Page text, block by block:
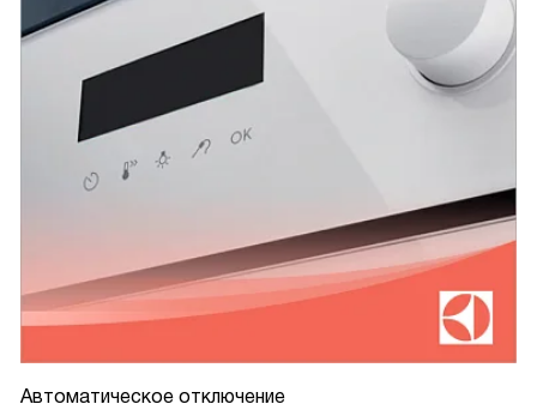
Автоматическое отключение